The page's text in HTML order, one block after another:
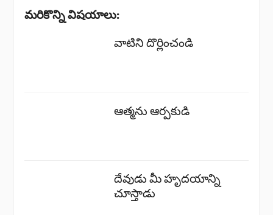
మరికొన్ని విషయాలు:
వాటిని దొర్లించండి
ఆత్మను ఆర్పకుడి
దేవుడు మీ హృదయాన్ని
చూస్తాడు